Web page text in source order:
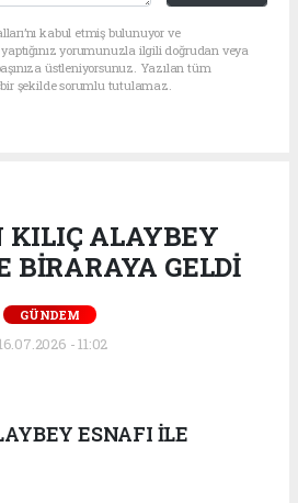
kabul etmiş bulunuyor ve
yorumunuzla ilgili doğrudan veya
üstleniyorsunuz. Yazılan tüm
şekilde sorumlu tutulamaz.
KILIÇ ALAYBEY
BİRARAYA GELDİ
GÜNDEM
- 11:02
ESNAFI İLE